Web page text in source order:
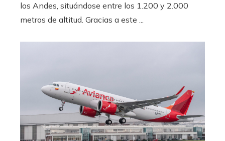
los Andes, situándose entre los 1.200 y 2.000
metros de altitud. Gracias a este ...